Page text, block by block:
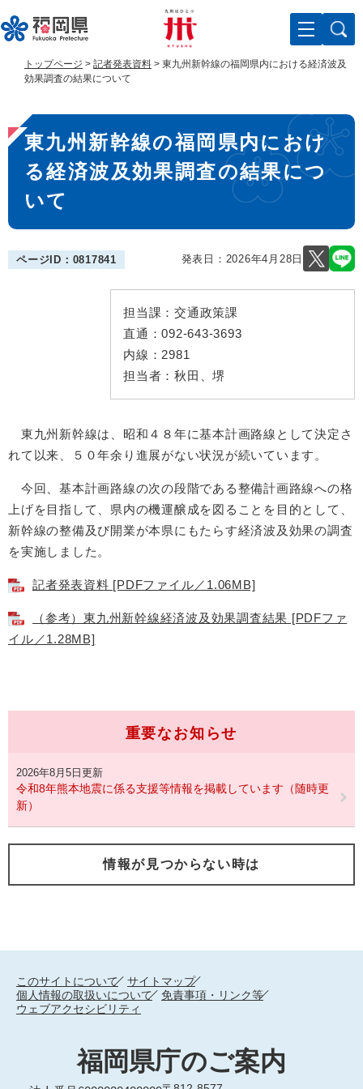
ー
ジ
す
。
ニ
ュ
し
て
トップページ > 記者発表資料 > 東九州新幹線の福岡県内における経済波及
効果調査の結果について
本
文
東九州新幹線の福岡県内におけ
る経済波及効果調査の結果につ
いて
ページID：0817841 発表日： 2026年4月28日
担当課： 交通政策課
直通：092-643-3693
内線： 2981
担当者： 秋田、堺
東九州新幹線は、昭和４８年に基本計画路線として決定さ
れて以来、５０年余り進展がない状況が続いています。
今回、基本計画路線の次の段階である整備計画路線への格
上げを目指して、県内の機運醸成を図ることを目的として、
新幹線の整備及び開業が本県にもたらす経済波及効果の調査
を実施しました。
記者発表資料 [PDFファイル／1.06MB]
（参考）東九州新幹線経済波及効果調査結果 [PDFファ
イル／1.28MB]
重要なお知らせ
2026年8月5日更新
令和8年熊本地震に係る支援等情報を掲載しています（随時更
新）
情報が見つからない時は
このサイトについて
サイトマップ
個人情報の取扱いについて
免責事項・リンク等
ウェブアクセシビリティ
福岡県庁のご案内